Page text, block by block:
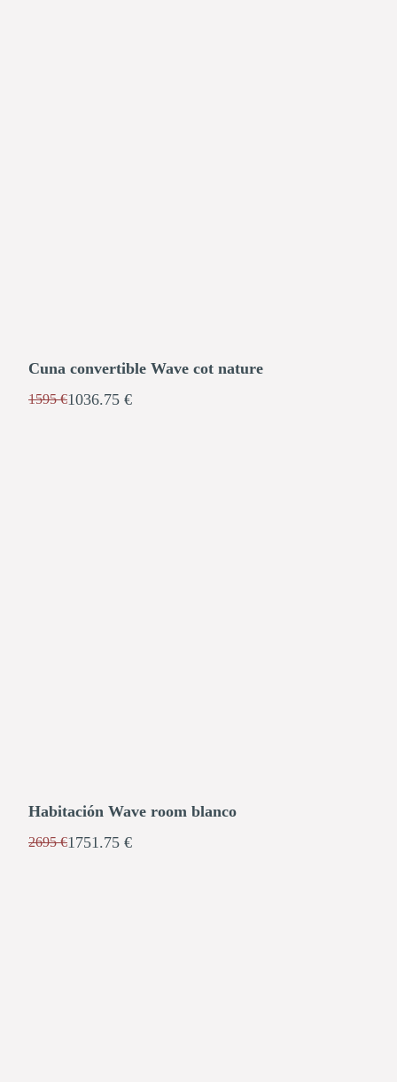
Cuna convertible Wave cot nature
1595 €1036.75 €
Habitación Wave room blanco
2695 €1751.75 €